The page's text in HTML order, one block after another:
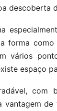
descoberta
forma como
vários
espaço
com
vantagem